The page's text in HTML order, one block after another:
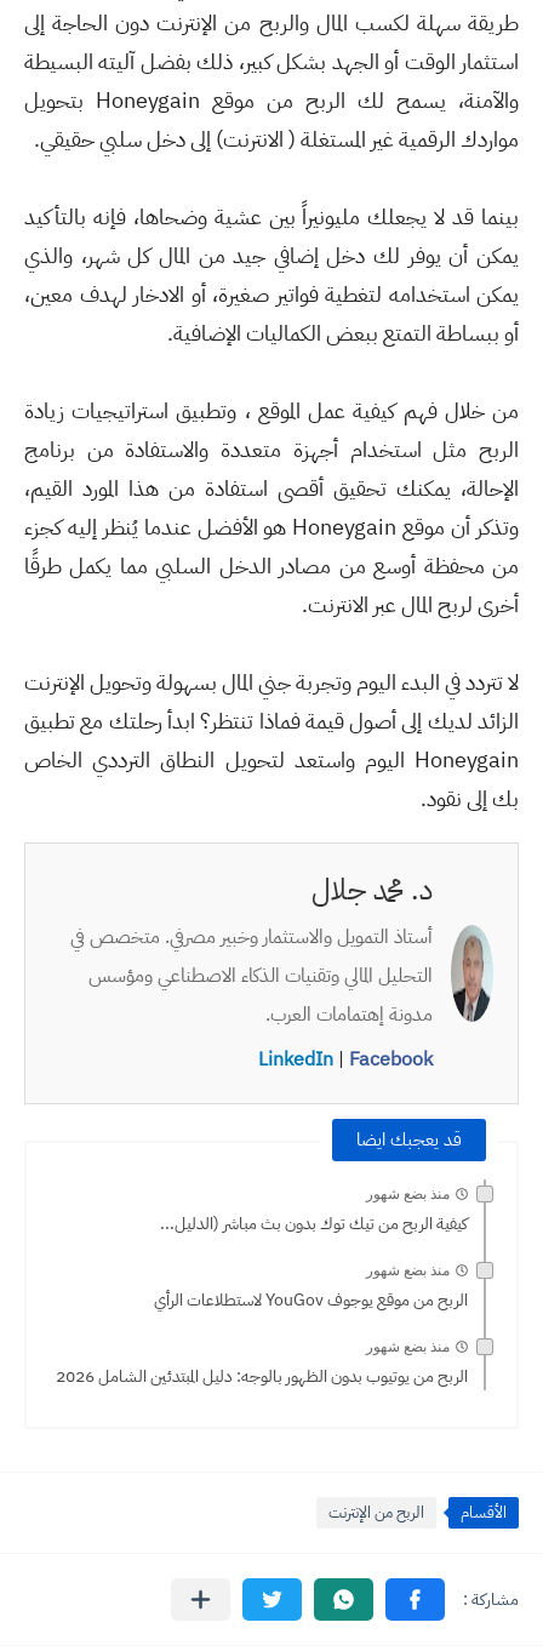
طريقة سهلة لكسب المال والربح من الإنترنت دون الحاجة إلى
استثمار الوقت أو الجهد بشكل كبير، ذلك بفضل آليته البسيطة
والآمنة، يسمح لك الربح من موقع Honeygain بتحويل
مواردك الرقمية غير المستغلة ( الانترنت) إلى دخل سلبي حقيقي.
بينما قد لا يجعلك مليونيراً بين عشية وضحاها، فإنه بالتأكيد
يمكن أن يوفر لك دخل إضافي جيد من المال كل شهر، والذي
يمكن استخدامه لتغطية فواتير صغيرة، أو الادخار لهدف معين،
أو ببساطة التمتع ببعض الكماليات الإضافية.
من خلال فهم كيفية عمل الموقع ، وتطبيق استراتيجيات زيادة
الربح مثل استخدام أجهزة متعددة والاستفادة من برنامج
الإحالة، يمكنك تحقيق أقصى استفادة من هذا المورد القيم،
وتذكر أن موقع Honeygain هو الأفضل عندما يُنظر إليه كجزء
من محفظة أوسع من مصادر الدخل السلبي مما يكمل طرقًا
أخرى لربح المال عبر الانترنت.
لا تتردد في البدء اليوم وتجربة جني المال بسهولة وتحويل الإنترنت
الزائد لديك إلى أصول قيمة فماذا تنتظر؟ ابدأ رحلتك مع تطبيق
Honeygain اليوم واستعد لتحويل النطاق الترددي الخاص
بك إلى نقود.
د. محمد جلال
أستاذ التمويل والاستثمار وخبير مصرفي. متخصص في
التحليل المالي وتقنيات الذكاء الاصطناعي ومؤسس
مدونة إهتمامات العرب.
LinkedIn | Facebook
قد يعجبك ايضا
منذ بضع شهور
كيفية الربح من تيك توك بدون بث مباشر (الدليل...
منذ بضع شهور
الربح من موقع يوجوف YouGov لاستطلاعات الرأي
منذ بضع شهور
الربح من يوتيوب بدون الظهور بالوجه: دليل المبتدئين الشامل 2026
الأقسام الربح من الإنترنت